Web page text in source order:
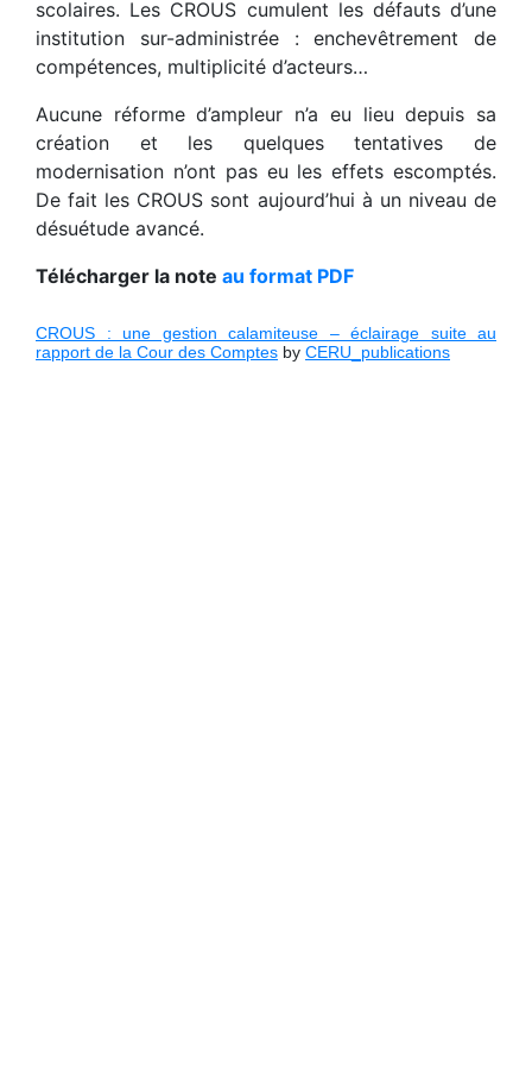
scolaires. Les CROUS cumulent les défauts d’une
institution sur-administrée : enchevêtrement de
compétences, multiplicité d’acteurs…
Aucune réforme d’ampleur n’a eu lieu depuis sa
création et les quelques tentatives de
modernisation n’ont pas eu les effets escomptés.
De fait les CROUS sont aujourd’hui à un niveau de
désuétude avancé.
Télécharger la note au format PDF
CROUS : une gestion calamiteuse – éclairage suite au
rapport de la Cour des Comptes by CERU_publications